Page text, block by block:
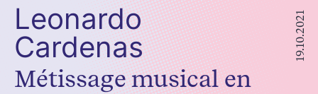
Leonardo
Cardenas
Métissage musical en
19.10.2021